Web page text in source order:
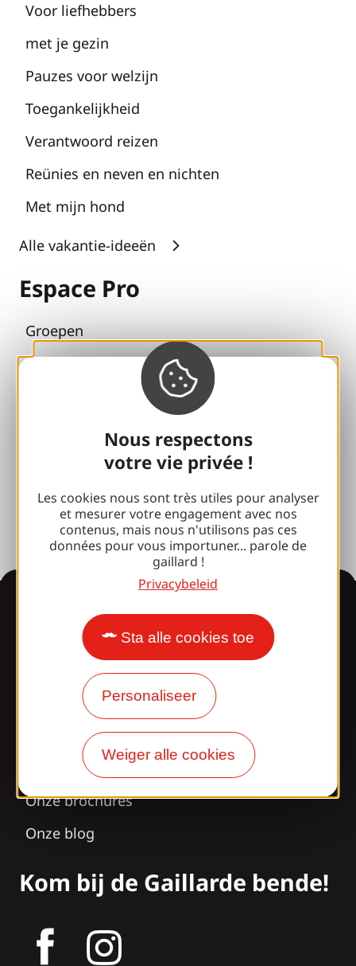
Nous respectons
votre vie privée !
Les cookies nous sont très utiles pour analyser
et mesurer votre engagement avec nos
contenus, mais nous n'utilisons pas ces
données pour vous importuner... parole de
gaillard !
Privacybeleid
Sta alle cookies toe
Personaliseer
Weiger alle cookies
Voor liefhebbers
met je gezin
Pauzes voor welzijn
Toegankelijkheid
Verantwoord reizen
Reünies en neven en nichten
Met mijn hond
Alle vakantie-ideeën
Espace Pro
Groepen
Sport pauzes
100% Gaillard Club
Brive 100% Evenement
Fotobibliotheek
Perszaal
Informatie
Verrast door ons
ontwerp?
Onze openingstijden
Toegang en transport
Onze brochures
Onze blog
Kom bij de Gaillarde bende!